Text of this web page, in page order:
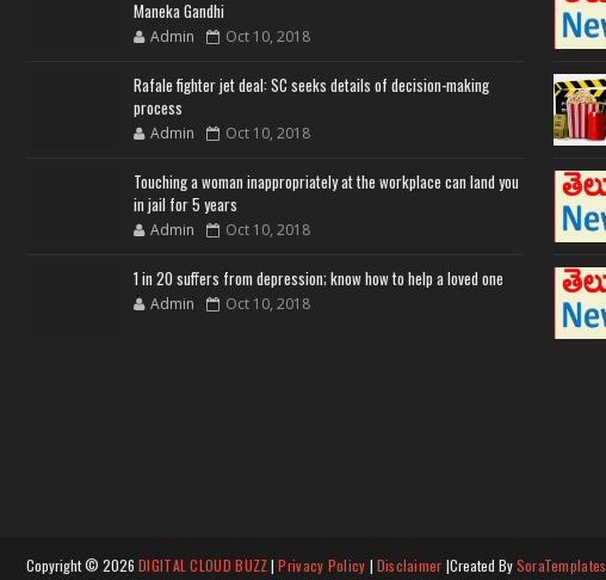
Maneka Gandhi
Admin Oct 10, 2018
Rafale fighter jet deal: SC seeks details of decision-making
process
Admin Oct 10, 2018
Touching a woman inappropriately at the workplace can land you
in jail for 5 years
Admin Oct 10, 2018
1 in 20 suffers from depression; know how to help a loved one
Admin Oct 10, 2018
Copyright © 2026 DIGITAL CLOUD BUZZ|Privacy Policy | Disclaimer |Created BySoraTemplates